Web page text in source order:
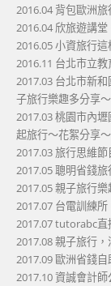
2016.04 背包歐洲
2016.04 欣旅遊講
2016.05 小資旅行這
2016.11 台北市立
2017.03 台北市新
子旅行樂趣多分享～
2017.03 桃園市內
起旅行～花絮分享～
2017.03 旅行思維
2017.05 聰明省錢
2017.05 親子旅行
2017.07 台電訓練
2017.07 tutorabc
2017.08 親子旅行
2017.09 歐洲省錢
2017.10 資誠會計